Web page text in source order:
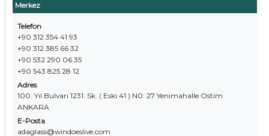
Merkez
Telefon
+90 312 354 41 93
+90 312 385 66 32
+90 532 290 06 35
+90 543 825 28 12
Adres
100. Yıl Bulvarı 1231. Sk. ( Eski 41 ) N0: 27 Yenimahalle Ostim
ANKARA
E-Posta
adaglass@windoeslive.com